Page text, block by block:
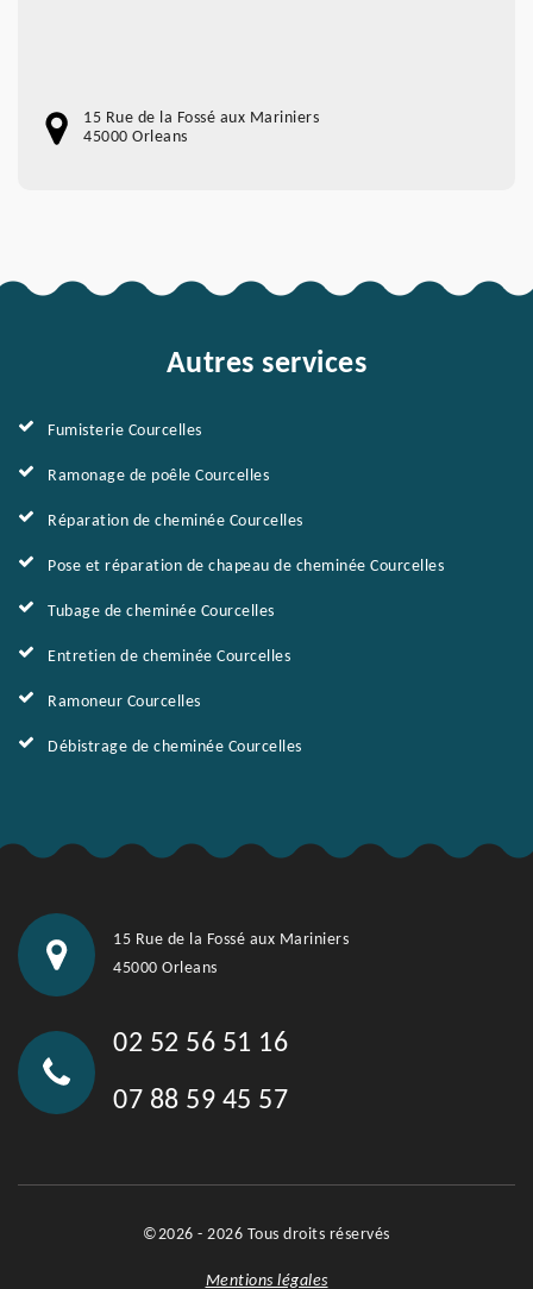
15 Rue de la Fossé aux Mariniers
45000 Orleans
Autres services
Fumisterie Courcelles
Ramonage de poêle Courcelles
Réparation de cheminée Courcelles
Pose et réparation de chapeau de cheminée Courcelles
Tubage de cheminée Courcelles
Entretien de cheminée Courcelles
Ramoneur Courcelles
Débistrage de cheminée Courcelles
15 Rue de la Fossé aux Mariniers
45000 Orleans
02 52 56 51 16
07 88 59 45 57
©2026 - 2026 Tous droits réservés
Mentions légales